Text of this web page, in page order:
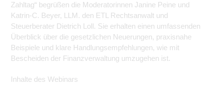
Zahltag“ begrüßen die Moderatorinnen Janine Peine und
Katrin-C. Beyer, LLM. den ETL Rechtsanwalt und
Steuerberater Dietrich Loll. Sie erhalten einen umfassenden
Überblick über die gesetzlichen Neuerungen, praxisnahe
Beispiele und klare Handlungsempfehlungen, wie mit
Bescheiden der Finanzverwaltung umzugehen ist.
Inhalte des Webinars